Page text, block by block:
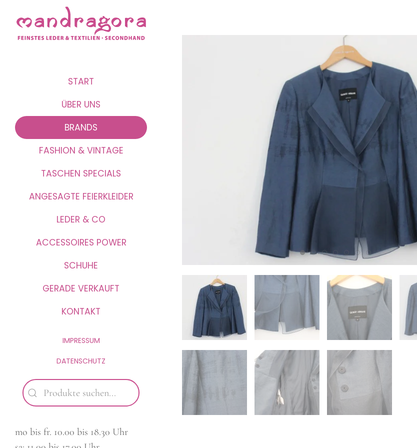
START
ÜBER UNS
BRANDS
FASHION & VINTAGE
TASCHEN SPECIALS
ANGESAGTE FEIERKLEIDER
LEDER & CO
ACCESSOIRES POWER
SCHUHE
GERADE VERKAUFT
KONTAKT
IMPRESSUM
DATENSCHUTZ
mo bis fr. 10.00 bis 18.30 Uhr